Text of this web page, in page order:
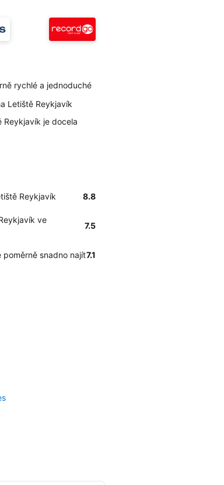
rychlé a jednoduché
Letiště Reykjavík
Reykjavík je docela
Reykjavík 8.8
ve
7.5
snadno najít7.1